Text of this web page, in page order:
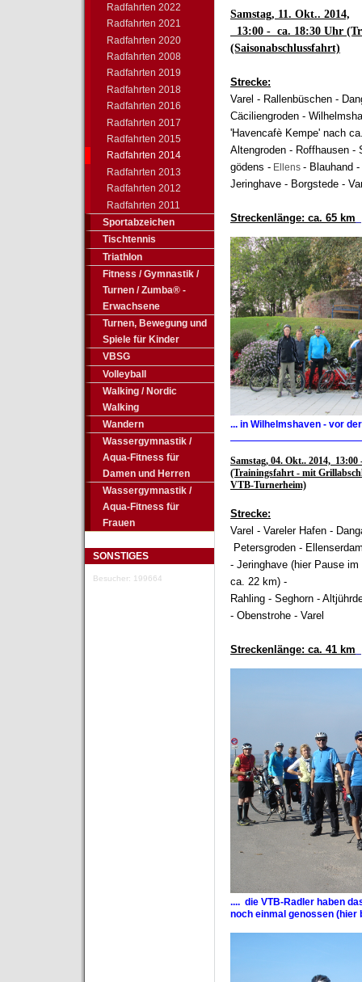
Radfahrten 2022
Radfahrten 2021
Radfahrten 2020
Radfahrten 2008
Radfahrten 2019
Radfahrten 2018
Radfahrten 2016
Radfahrten 2017
Radfahrten 2015
Radfahrten 2014
Radfahrten 2013
Radfahrten 2012
Radfahrten 2011
Sportabzeichen
Tischtennis
Triathlon
Fitness / Gymnastik /
Turnen / Zumba® -
Erwachsene
Turnen, Bewegung und
Spiele für Kinder
VBSG
Volleyball
Walking / Nordic
Walking
Wandern
Wassergymnastik /
Aqua-Fitness für
Damen und Herren
Wassergymnastik /
Aqua-Fitness für
Frauen
SONSTIGES
Besucher: 199664
Samstag, 11. Okt.. 2014,
13:00 - ca. 18:30 Uhr
(Saisonabschlussfahrt)
Strecke:
Varel - Rallenbüschen -
Cäciliengroden -
'Havencafè Kempe' nach
Altengroden - Roffhausen -
gödens - Ellens - Blauhand
Jeringhave - Borgstede -
Streckenlänge: ca. 65 km
... in Wilhelmshaven - vor
Samstag, 04. Okt.. 2014,
(Trainingsfahrt - mit
VTB-Turnerheim)
Strecke:
Varel - Vareler Hafen -
Petersgroden -
- Jeringhave (hier Pause
ca. 22 km) -
Rahling - Seghorn -
- Obenstrohe - Varel
Streckenlänge: ca. 41 km
.... die VTB-Radler haben
noch einmal genossen (hier